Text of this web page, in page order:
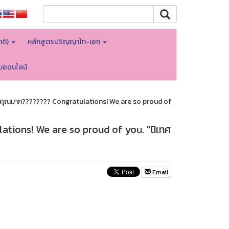
ติ) หลักสูตรปริญญาโท-เอก
ออนไลน์
ณมาก???????? Congratulations! We are so proud of
We are so proud of you. "นิเทศ
Email